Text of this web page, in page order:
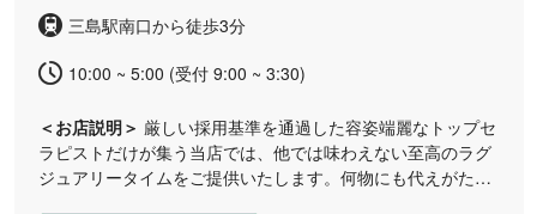
三島駅南口から徒歩3分
10:00 ~ 5:00 (受付 9:00 ~ 3:30)
＜お店説明＞ 厳しい採用基準を通過した容姿端麗なトップセ
ラピストだけが集う当店では、他では味わえない至高のラグ
ジュアリータイムをご提供いたします。何物にも代えがたい